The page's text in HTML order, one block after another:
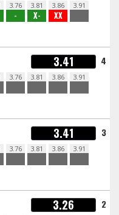
3.76
-
3.81
X-
3.86
XX
3.91
3.41 4
3.76 3.81 3.86 3.91
3.41 3
3.76 3.81 3.86 3.91
3.26 2